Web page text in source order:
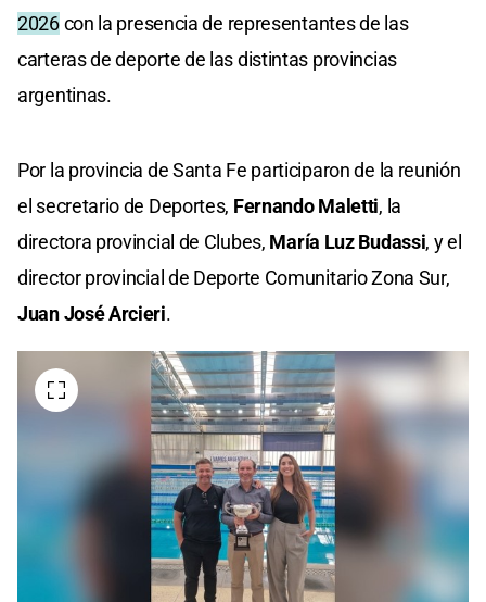
2026con la presencia de representantes de las
carteras de deporte de las distintas provincias
argentinas.
Por la provincia de Santa Fe participaron de la reunión
el secretario de Deportes, Fernando Maletti, la
directora provincial de Clubes, María Luz Budassi, y el
director provincial de Deporte Comunitario Zona Sur,
Juan José Arcieri.